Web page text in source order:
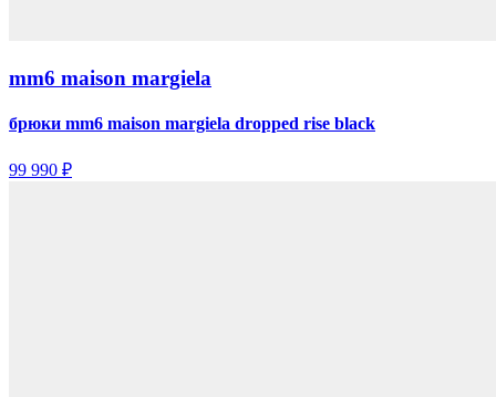
mm6 maison margiela
брюки mm6 maison margiela dropped rise black
99 990 ₽